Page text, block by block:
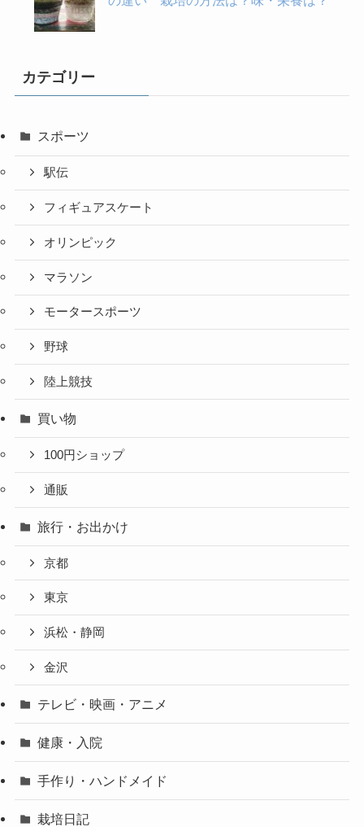
カテゴリー
スポーツ
駅伝
フィギュアスケート
オリンピック
マラソン
モータースポーツ
野球
陸上競技
買い物
100円ショップ
通販
旅行・お出かけ
京都
東京
浜松・静岡
金沢
テレビ・映画・アニメ
健康・入院
手作り・ハンドメイド
栽培日記